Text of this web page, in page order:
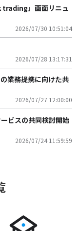
trading」画面リニュ
2026/07/30 10:51:04
2026/07/28 13:17:31
業務提携に向けた共
2026/07/27 12:00:00
ビスの共同検討開始
2026/07/24 11:59:59